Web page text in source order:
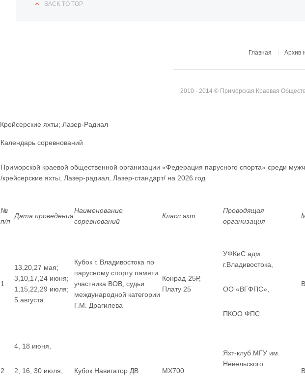
BACK TO TOP
Главная Архив
2010 - 2014 © Приморская Краевая
Крейсерские яхты; Лазер-Радиал
Календарь соревнований
Приморской краевой общественной организации «Федерация парусного спорта» среди
/крейсерские яхты, Лазер-радиал, Лазер-стандарт/ на 2026 год
№
п/п
Дата проведения
Наименование
соревнований
Класс яхт
Проводящая
организация
1
13,20,27 мая;
3,10,17,24 июня;
1,15,22,29 июля;
5 августа
Кубок г. Владивостока по
парусному спорту памяти
участника ВОВ, судьи
международной категории
Г.М. Драгилева
Конрад-25Р,
Плату 25
УФКиС адм.
г.Владивостока,
ОО «ВГФПС»,
ПКОО ФПС
2
4, 18 июня,
2, 16, 30 июля, Кубок Навигатор ДВ MX700
Яхт-клуб МГУ им.
Невельского